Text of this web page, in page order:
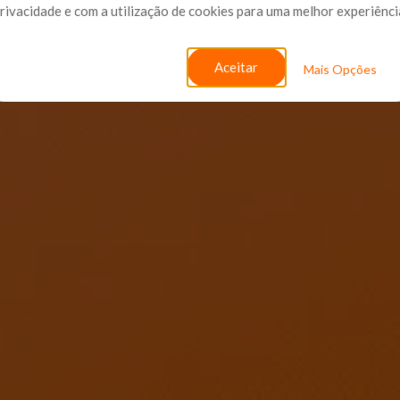
e com a utilização de cookies para uma melhor
Aceitar Mais Opções